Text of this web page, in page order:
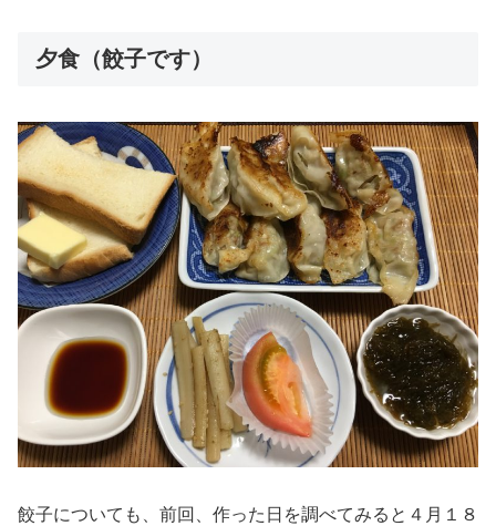
夕食（餃子です）
餃子についても、前回、作った日を調べてみると４月１８